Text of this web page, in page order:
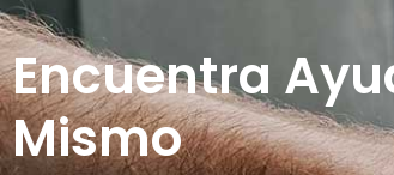
Encuentra
Mismo